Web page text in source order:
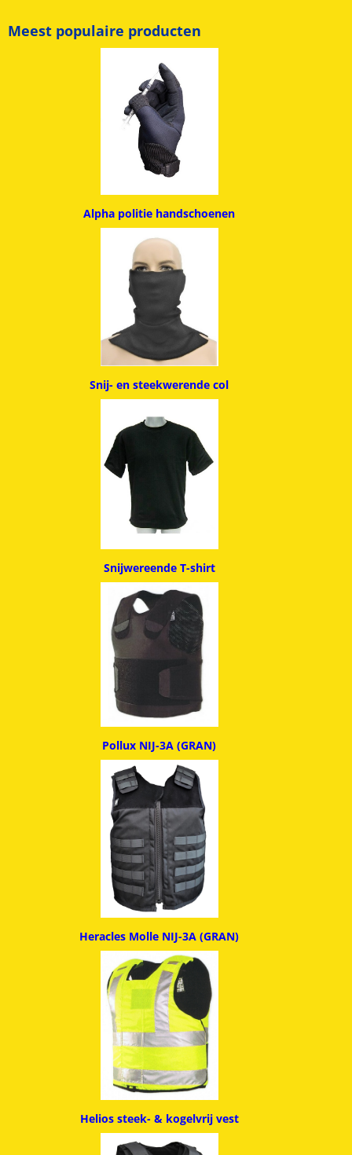
Meest populaire producten
Alpha politie handschoenen
Snij- en steekwerende col
Snijwereende T-shirt
Pollux NIJ-3A (GRAN)
Heracles Molle NIJ-3A (GRAN)
Helios steek- & kogelvrij vest